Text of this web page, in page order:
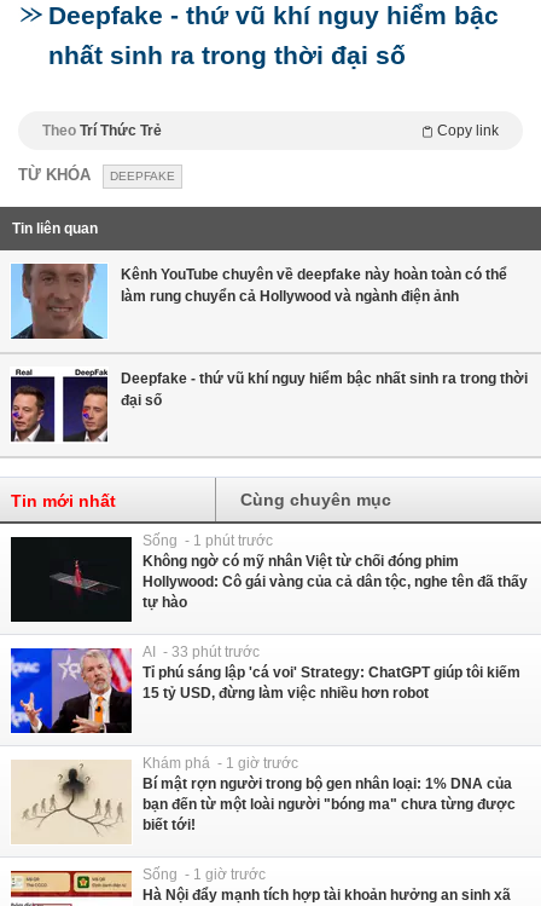
Deepfake - thứ vũ khí nguy hiểm bậc
nhất sinh ra trong thời đại số
Theo Trí Thức Trẻ Copy link
TỪ KHÓA DEEPFAKE
Tin liên quan
Kênh YouTube chuyên về deepfake này hoàn toàn có thể
làm rung chuyển cả Hollywood và ngành điện ảnh
Deepfake - thứ vũ khí nguy hiểm bậc nhất sinh ra trong thời
đại số
Tin mới nhất Cùng chuyên mục
Sống - 1 phút trước
Không ngờ có mỹ nhân Việt từ chối đóng phim
Hollywood: Cô gái vàng của cả dân tộc, nghe tên đã thấy
tự hào
AI - 33 phút trước
Tỉ phú sáng lập 'cá voi' Strategy: ChatGPT giúp tôi kiếm
15 tỷ USD, đừng làm việc nhiều hơn robot
Khám phá - 1 giờ trước
Bí mật rợn người trong bộ gen nhân loại: 1% DNA của
bạn đến từ một loài người "bóng ma" chưa từng được
biết tới!
Sống - 1 giờ trước
Hà Nội đẩy mạnh tích hợp tài khoản hưởng an sinh xã